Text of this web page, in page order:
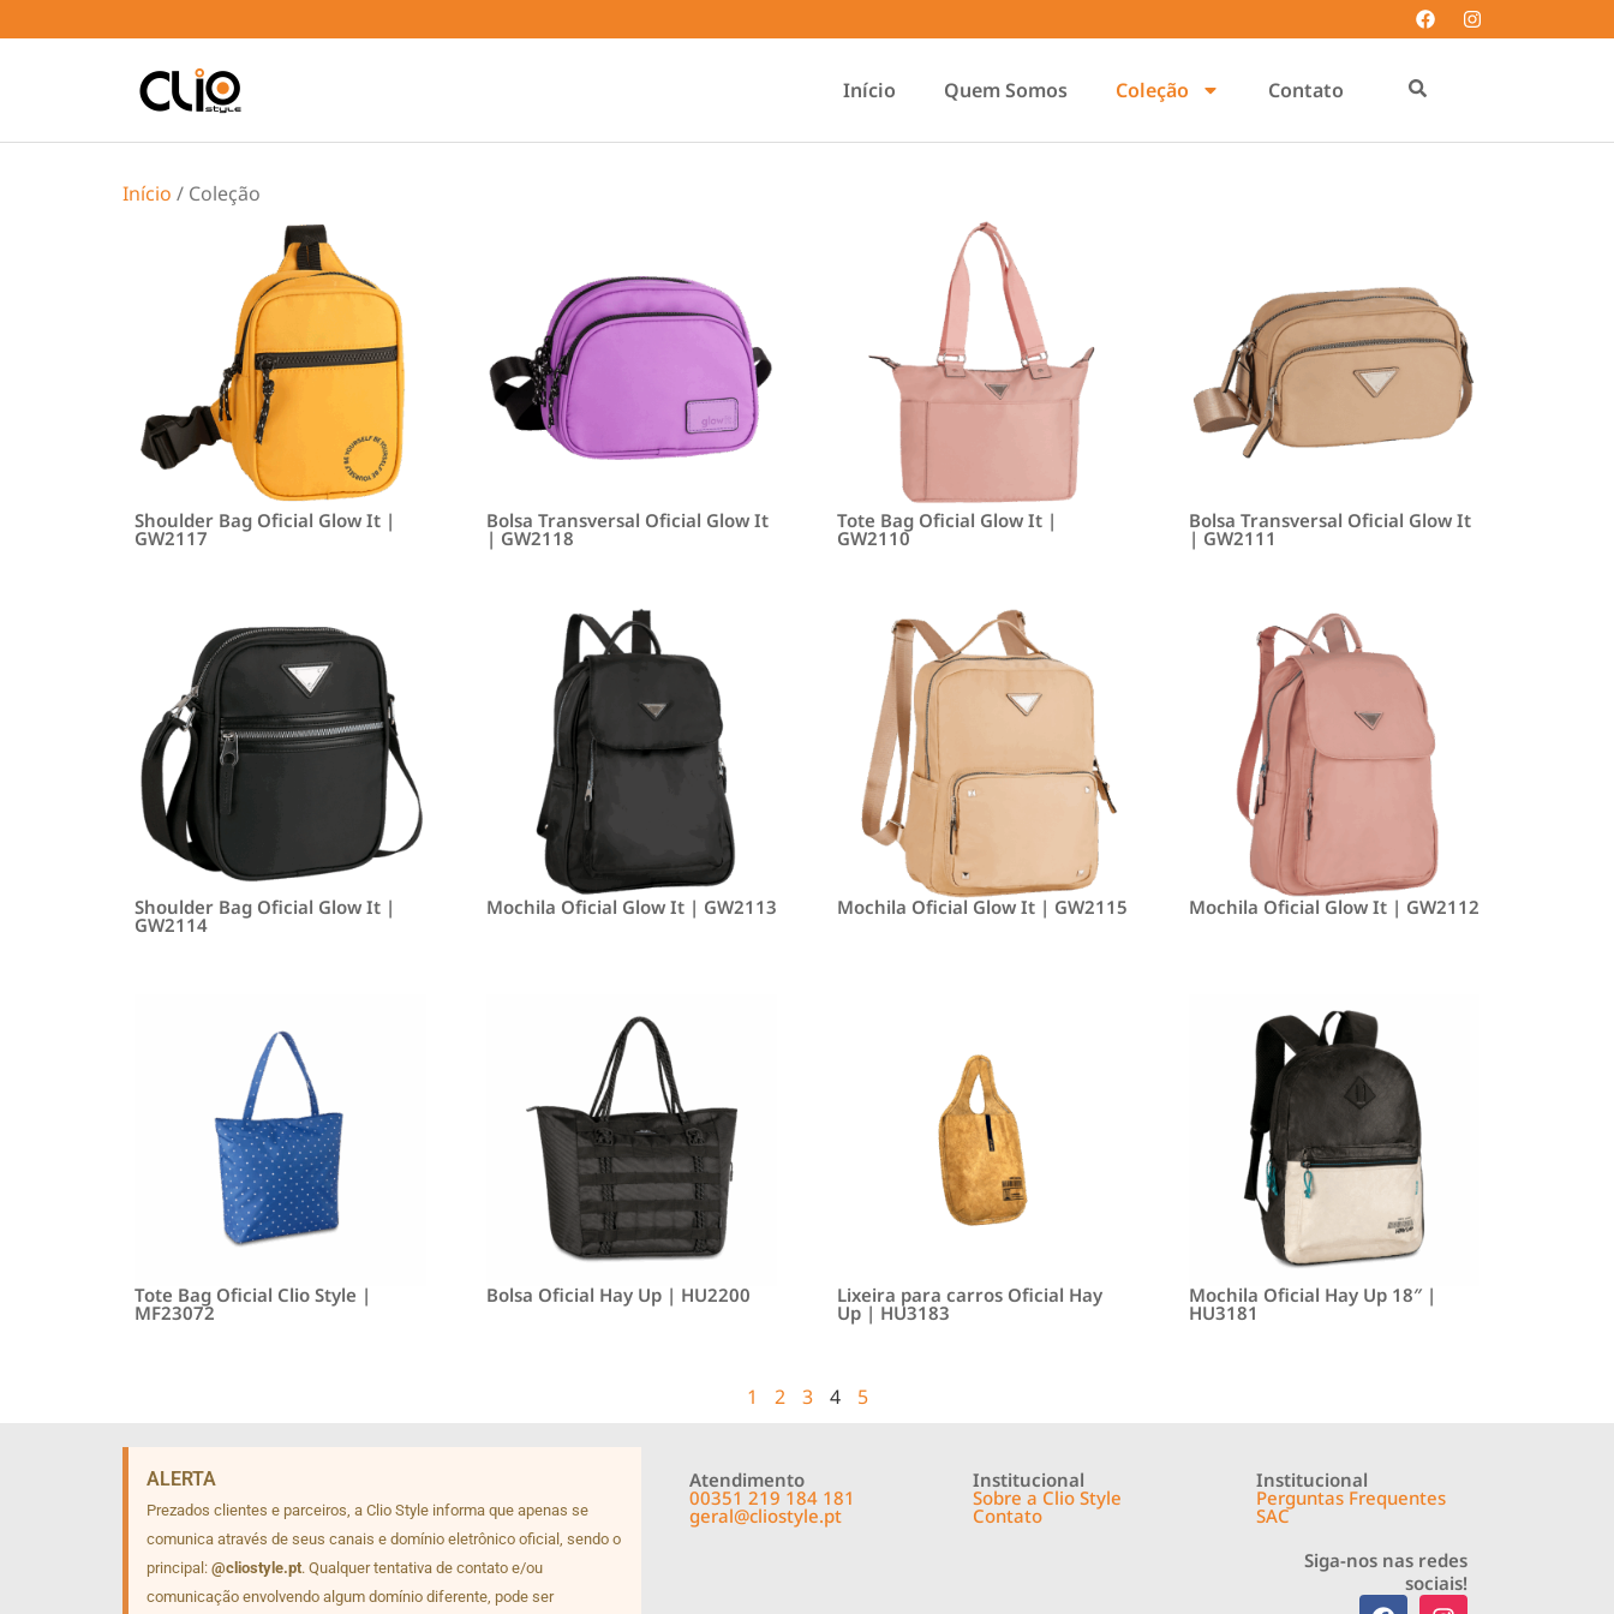
Início Quem Somos Coleção Contato
Início / Coleção
Shoulder Bag Oficial Glow It |
GW2117
Bolsa Transversal Oficial Glow It
| GW2118
Tote Bag Oficial Glow It |
GW2110
Bolsa Transversal Oficial Glow It
| GW2111
Shoulder Bag Oficial Glow It |
GW2114
Mochila Oficial Glow It | GW2113 Mochila Oficial Glow It | GW2115 Mochila Oficial Glow It | GW2112
Tote Bag Oficial Clio Style |
MF23072
Bolsa Oficial Hay Up | HU2200 Lixeira para carros Oficial Hay
Up | HU3183
Mochila Oficial Hay Up 18″ |
HU3181
1 2 3 4 5
ALERTA
Prezados clientes e parceiros, a Clio Style informa que apenas se
comunica através de seus canais e domínio eletrônico oficial, sendo o
principal: @cliostyle.pt. Qualquer tentativa de contato e/ou
comunicação envolvendo algum domínio diferente, pode ser
Atendimento
00351 219 184 181
geral@cliostyle.pt
Institucional
Sobre a Clio Style
Contato
Institucional
Perguntas Frequentes
SAC
Siga-nos nas redes
sociais!